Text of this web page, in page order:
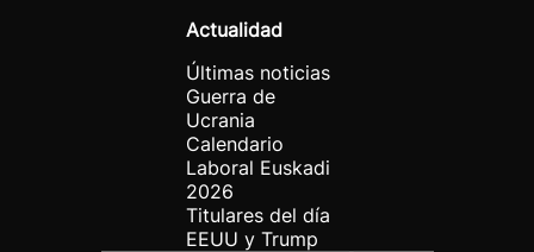
Actualidad
Últimas noticias
Guerra de
Ucrania
Calendario
Laboral Euskadi
2026
Titulares del día
EEUU y Trump